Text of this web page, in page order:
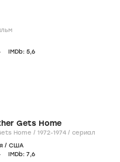
IMDb: 5,6
Gets Home
Wait Till Your Father Gets Home / 1972-1974 / сериал
/ США
IMDb: 7,6